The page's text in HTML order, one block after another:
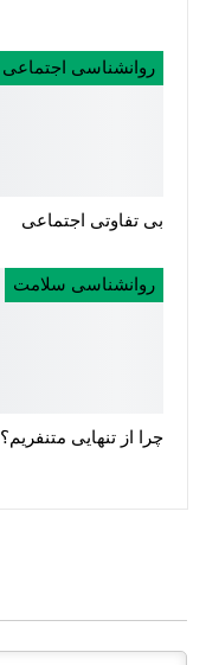
روانشناسی اجتماعی
بی تفاوتی اجتماعی
روانشناسی سلامت
چرا از تنهایی متنفریم؟